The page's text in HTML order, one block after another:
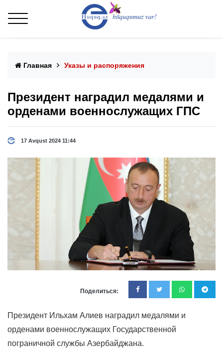
Главная Указы и распоряжения
Президент наградил медалями и
орденами военнослужащих ГПС
17 Avqust 2024 11:44
Поделиться:
Президент Ильхам Алиев наградил медалями и
орденами военнослужащих Государственной
пограничной службы Азербайджана.